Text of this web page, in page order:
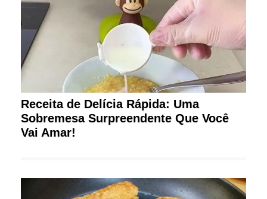
Receita de Delícia Rápida: Uma
Sobremesa Surpreendente Que Você
Vai Amar!